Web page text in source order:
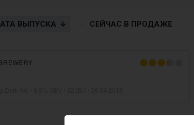
ВЫПУСКА СЕЙЧАС В ПРОДАЖЕ